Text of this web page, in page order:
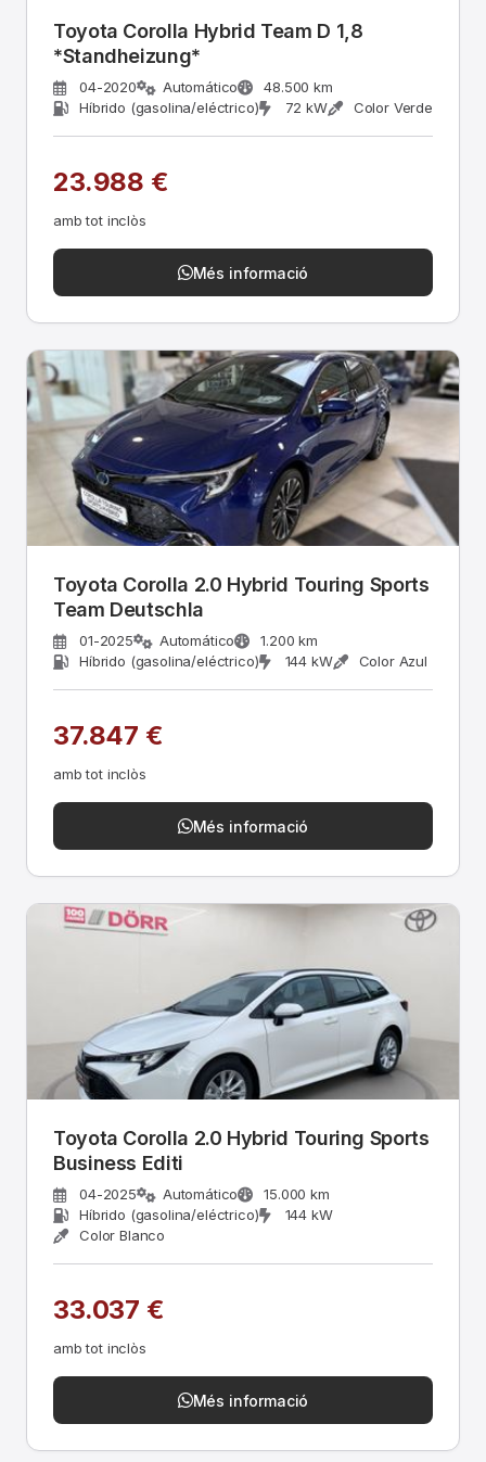
Toyota Corolla Hybrid Team D 1,8
*Standheizung*
04-2020 Automático
48.500 km
Híbrido (gasolina/eléctrico)
72 kW Color Verde
23.988 €
amb tot inclòs
Més informació
Toyota Corolla 2.0 Hybrid Touring Sports
Team Deutschla
01-2025 Automático
1.200 km
Híbrido (gasolina/eléctrico)
144 kW Color Azul
37.847 €
amb tot inclòs
Més informació
Toyota Corolla 2.0 Hybrid Touring Sports
Business Editi
04-2025 Automático
15.000 km
Híbrido (gasolina/eléctrico)
144 kW
Color Blanco
33.037 €
amb tot inclòs
Més informació